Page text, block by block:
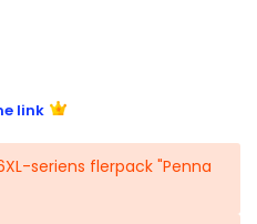
link
seriens flerpack "Penna